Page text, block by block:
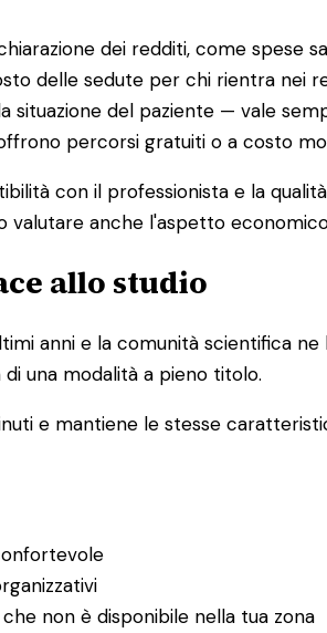
dei redditi, come spese
delle sedute per chi rientra nei
situazione del paziente — vale
percorsi gratuiti o a costo
con il professionista e la
anche l'aspetto
allo studio
anni e la comunità scientifica
una modalità a pieno titolo.
e mantiene le stesse
non è disponibile nella tua zona